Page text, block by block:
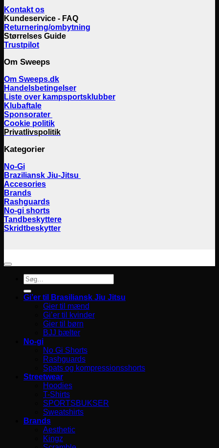
Kontakt os
Kundeservice - FAQ
Returnering/ombytning
Størrelses Guide
Trustpilot
Om Sweeps
Om Sweeps.dk
Handelsbetingelser
Liste over kampsportsklubber
Klubaftale
Sponsorater
Cookie politik
Privatlivspolitik
Kategorier
No-Gi
Braziliansk Jiu-Jitsu
Accesories
Brands
Rashguards
No-gi shorts
Tandbeskyttere
Skridtbeskytter
Søg
efter:
Gi’er til Brasiliansk Jiu Jitsu
Gier til mænd
Gi’er til kvinder
Gier til børn
BJJ bælter
No-gi
No Gi Shorts
Rashguards
Spats og kompressionsshorts
Streetwear
Hoodies
T-Shirts
SPORTSBUKSER
Sweatshirts
Brands
Aesthetic
Kingz